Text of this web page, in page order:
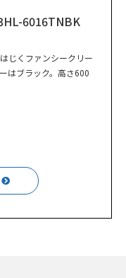
6016TNBK
じくファンシークリー
はブラック。高さ600